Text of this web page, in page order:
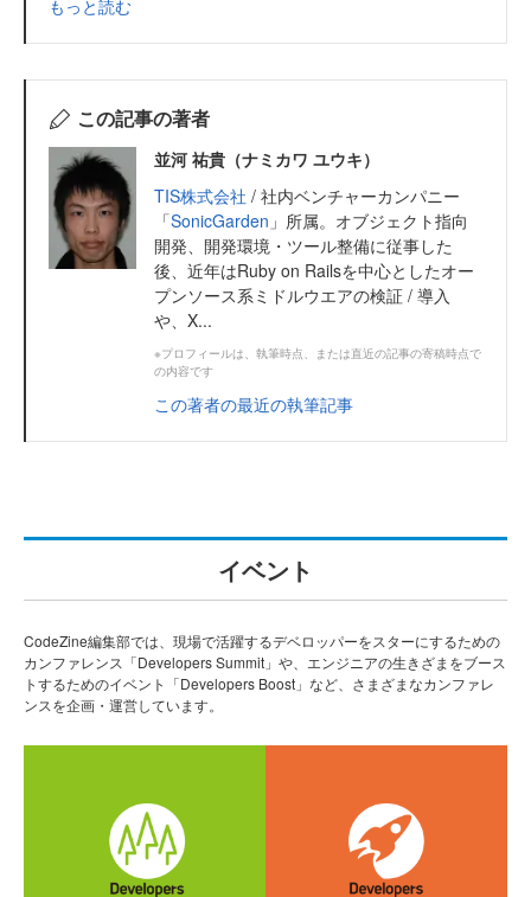
もっと読む
この記事の著者
並河 祐貴（ナミカワ ユウキ）
TIS株式会社 / 社内ベンチャーカンパニー
「SonicGarden 」所属。オブジェクト指向
開発、開発環境・ツール整備に従事した
後、近年はRuby on Railsを中心としたオー
プンソース系ミドルウエアの検証 / 導入
や、X...
※プロフィールは、執筆時点、または直近の記事の寄稿時点で
の内容です
この著者の最近の執筆記事
イベント
CodeZine編集部では、現場で活躍するデベロッパーをスターにするための
カンファレンス「Developers Summit」や、エンジニアの生きざまをブース
トするためのイベント「Developers Boost」など、さまざまなカンファレ
ンスを企画・運営しています。